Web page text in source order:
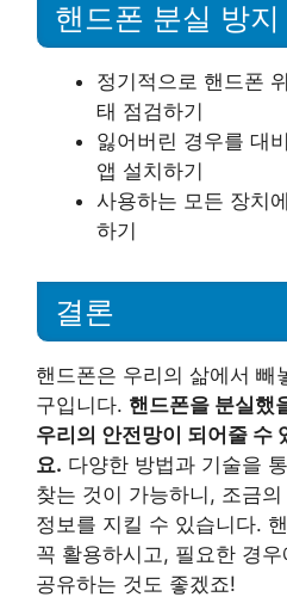
핸드폰 분실 방지
정기적으로 핸드폰
태 점검하기
잃어버린 경우를 대
앱 설치하기
사용하는 모든 장치
하기
결론
핸드폰은 우리의 삶에서 빼
구입니다. 핸드폰을 분실했
우리의 안전망이 되어줄 수
요. 다양한 방법과 기술을
찾는 것이 가능하니, 조금
정보를 지킬 수 있습니다.
꼭 활용하시고, 필요한 경
공유하는 것도 좋겠죠!